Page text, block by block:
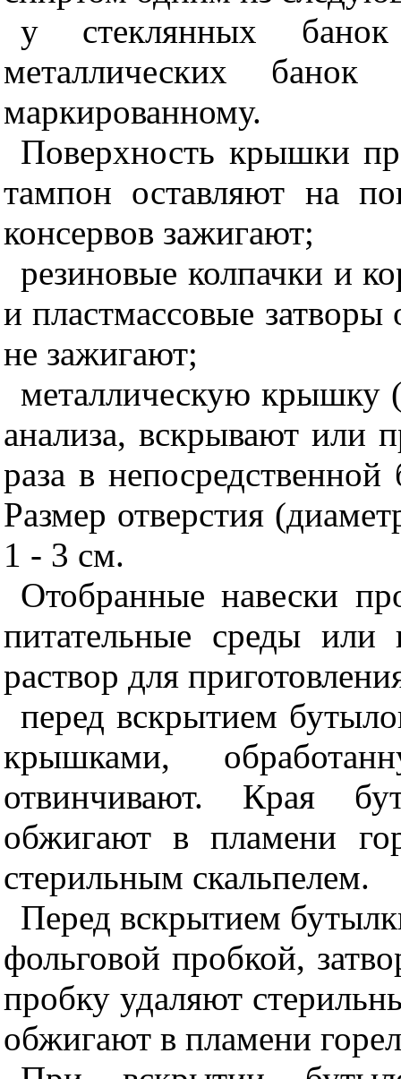
у стеклянных
металлических
маркированному.
Поверхность крышки
тампон оставляют на
консервов зажигают;
резиновые колпачки и
и пластмассовые
не зажигают;
металлическую крышку
анализа, вскрывают или
раза в
Размер отверстия
1 - 3 см.
Отобранные навески
питательные среды или
раствор для
перед вскрытием
крышками,
отвинчивают. Края
обжигают в пламени
стерильным скальпелем.
Перед вскрытием
фольговой пробкой,
пробку удаляют
обжигают в пламени